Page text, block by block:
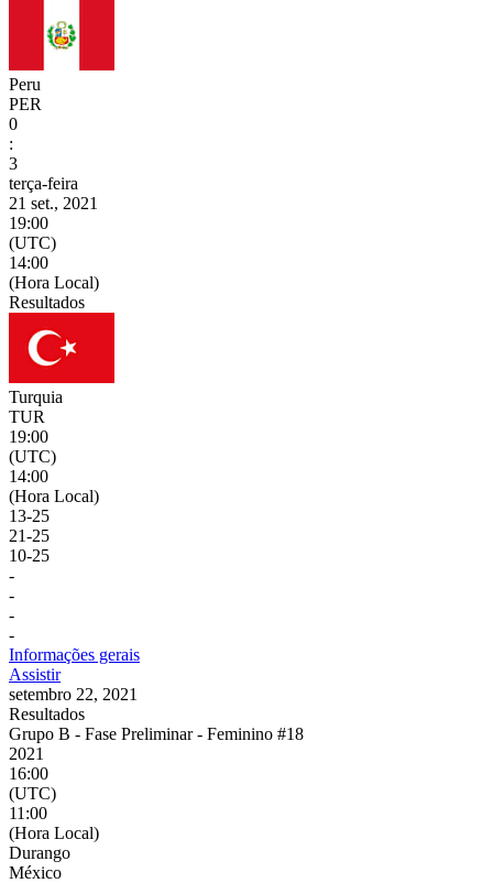
Peru
PER
0
:
3
terça-feira
21 set., 2021
19:00
(UTC)
14:00
(Hora Local)
Resultados
Turquia
TUR
19:00
(UTC)
14:00
(Hora Local)
13-25
21-25
10-25
-
-
-
-
Informações gerais
Assistir
setembro 22, 2021
Resultados
Grupo B - Fase Preliminar - Feminino #18
2021
16:00
(UTC)
11:00
(Hora Local)
Durango
México